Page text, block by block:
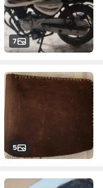
7
5